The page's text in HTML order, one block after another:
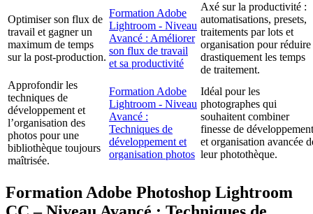
Optimiser son flux de
travail et gagner un
maximum de temps
sur la post-production.
Formation Adobe
Lightroom - Niveau
Avancé : Améliorer
son flux de travail
et sa productivité
Axé sur la productivité :
automatisations, presets,
traitements par lots et
organisation pour réduire
drastiquement les temps
de traitement.
Approfondir les
techniques de
développement et
l’organisation des
photos pour une
bibliothèque toujours
maîtrisée.
Formation Adobe
Lightroom - Niveau
Avancé :
Techniques de
développement et
organisation photos
Idéal pour les
photographes qui
souhaitent combiner
finesse de développement
et organisation avancée
leur photothèque.
Formation Adobe Photoshop Lightroom